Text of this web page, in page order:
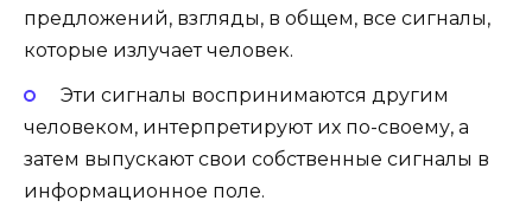
предложений, взгляды, в общем, все сигналы,
которые излучает человек.
Эти сигналы воспринимаются другим
человеком, интерпретируют их по-своему, а
затем выпускают свои собственные сигналы в
информационное поле.